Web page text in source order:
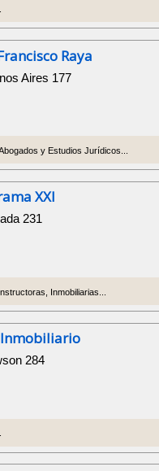
Raya
Aires 177
y Estudios Jurídicos...
XXI
231
Inmobiliarias...
284